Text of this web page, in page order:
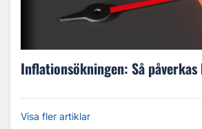
Inflationsökningen: Så
Visa fler artiklar